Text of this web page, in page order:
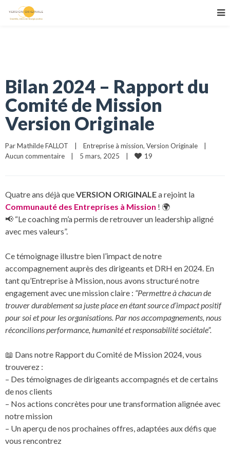
Bilan 2024 – Rapport du
Comité de Mission
Version Originale
Par Mathilde FALLOT Entreprise à mission, Version Originale
Aucun commentaire
5 mars, 2025 19
Quatre ans déjà queVERSION ORIGINALEa rejoint la
Communauté des Entreprises à Mission ! 🌍
📢 “Le coaching m’a permis de retrouver un leadership aligné
avec mes valeurs”.
Ce témoignage illustre bien l’impact de notre
accompagnement auprès des dirigeants et DRH en 2024. En
tant qu’Entreprise à Mission, nous avons structuré notre
engagement avec une mission claire : “Permettre à chacun de
trouver durablement sa juste place en étant source d’impact positif
pour soi et pour les organisations. Par nos accompagnements, nous
réconcilions performance, humanité et responsabilité sociétale”.
📖 Dans notre Rapport du Comité de Mission 2024, vous
trouverez :
– Des témoignages de dirigeants accompagnés et de certains
de nos clients
– Nos actions concrètes pour une transformation alignée avec
notre mission
– Un aperçu de nos prochaines offres, adaptées aux défis que
vous rencontrez